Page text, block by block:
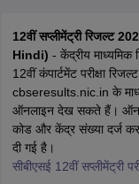
Time Table 2026
12th
HS Result 2026
CBSE 10th Science
Question Paper
SSLC Karnataka SSLC
Exam
MP Board 12th
12वीं सप्लीमेंट्री
Hindi) - केंद्रीय माध्यमिक
12वीं कंपार्टमेंट परीक्षा
cbseresults.nic.in के
ऑनलाइन देख सकते हैं।
कोड और केंद्र संख्या दर्ज
दी गई है।
सीबीएसई 12वीं सप्लीमेंट्री